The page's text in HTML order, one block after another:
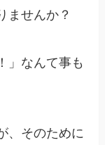
ませんか？
」なんて事も
、そのために